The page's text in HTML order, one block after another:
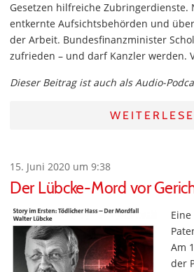
Gesetzen hilfreiche Zubringerdienste.
entkernte Aufsichtsbehörden und
der Arbeit. Bundesfinanzminister
zufrieden – und darf Kanzler werden.
Dieser Beitrag ist auch als Audio-
15. Juni 2020 um 9:38
Der Lübcke-Mord vor
Am
der